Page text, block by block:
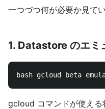
一つづつ何が必要か見て
1. Datastore のエミ
gcloud コマンドが使える